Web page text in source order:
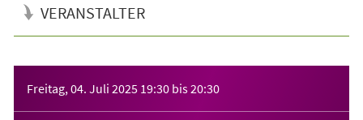
VERANSTALTER
Freitag, 04. Juli 2025 19:30 bis20:30